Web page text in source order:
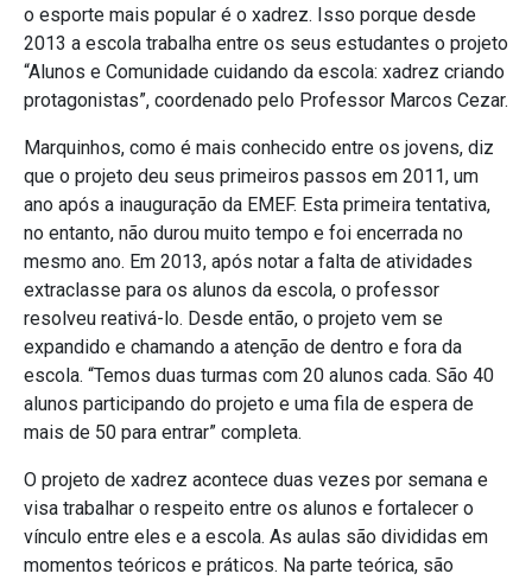
o esporte mais popular é o xadrez. Isso porque desde
2013 a escola trabalha entre os seus estudantes o projeto
“Alunos e Comunidade cuidando da escola: xadrez criando
protagonistas”, coordenado pelo Professor Marcos Cezar.
Marquinhos, como é mais conhecido entre os jovens, diz
que o projeto deu seus primeiros passos em 2011, um
ano após a inauguração da EMEF. Esta primeira tentativa,
no entanto, não durou muito tempo e foi encerrada no
mesmo ano. Em 2013, após notar a falta de atividades
extraclasse para os alunos da escola, o professor
resolveu reativá-lo. Desde então, o projeto vem se
expandido e chamando a atenção de dentro e fora da
escola. “Temos duas turmas com 20 alunos cada. São 40
alunos participando do projeto e uma fila de espera de
mais de 50 para entrar” completa.
O projeto de xadrez acontece duas vezes por semana e
visa trabalhar o respeito entre os alunos e fortalecer o
vínculo entre eles e a escola. As aulas são divididas em
momentos teóricos e práticos. Na parte teórica, são